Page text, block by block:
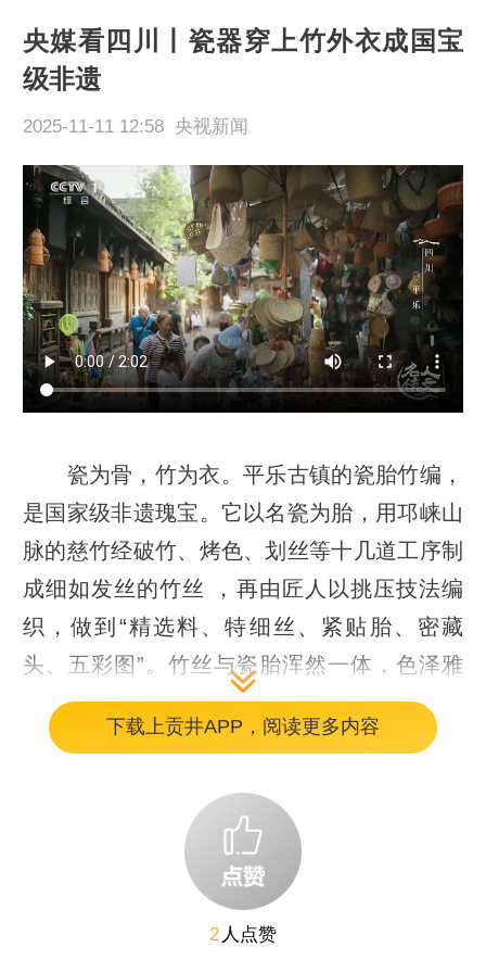
央媒看四川丨瓷器穿上竹外衣成国宝
级非遗
2025-11-11 12:58 央视新闻
瓷为骨，竹为衣。平乐古镇的瓷胎竹编，
是国家级非遗瑰宝。它以名瓷为胎，用邛崃山
脉的慈竹经破竹、烤色、划丝等十几道工序制
成细如发丝的竹丝 ，再由匠人以挑压技法编
织，做到“精选料、特细丝、紧贴胎、密藏
头、五彩图”。竹丝与瓷胎浑然一体，色泽雅
致。其蕴含的东方美学韵味十足，深受世界各
国人民喜爱，被誉为“东方艺术之花”。
下载上贡井APP，阅读更多内容
2 人点赞